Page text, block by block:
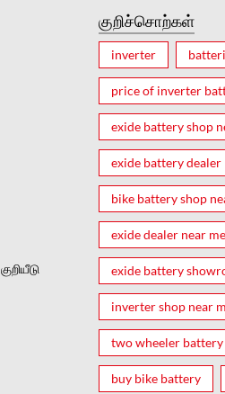
குறிச்சொற்கள்
inverter
price of inverter
exide battery shop
exide battery dealer
bike battery shop
exide dealer near me
exide battery
inverter shop near
two wheeler battery
buy bike battery